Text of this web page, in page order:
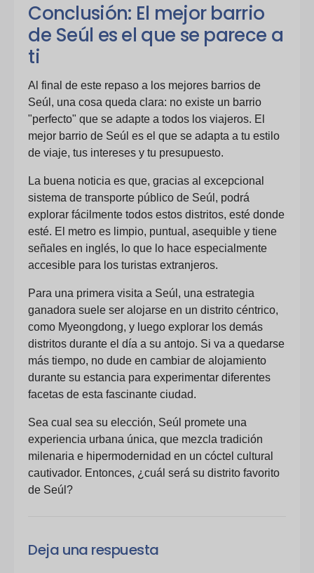
Conclusión: El mejor barrio
de Seúl es el que se parece a
ti
Al final de este repaso a los mejores barrios de
Seúl, una cosa queda clara: no existe un barrio
"perfecto" que se adapte a todos los viajeros. El
mejor barrio de Seúl es el que se adapta a tu estilo
de viaje, tus intereses y tu presupuesto.
La buena noticia es que, gracias al excepcional
sistema de transporte público de Seúl, podrá
explorar fácilmente todos estos distritos, esté donde
esté. El metro es limpio, puntual, asequible y tiene
señales en inglés, lo que lo hace especialmente
accesible para los turistas extranjeros.
Para una primera visita a Seúl, una estrategia
ganadora suele ser alojarse en un distrito céntrico,
como Myeongdong, y luego explorar los demás
distritos durante el día a su antojo. Si va a quedarse
más tiempo, no dude en cambiar de alojamiento
durante su estancia para experimentar diferentes
facetas de esta fascinante ciudad.
Sea cual sea su elección, Seúl promete una
experiencia urbana única, que mezcla tradición
milenaria e hipermodernidad en un cóctel cultural
cautivador. Entonces, ¿cuál será su distrito favorito
de Seúl?
Deja una respuesta